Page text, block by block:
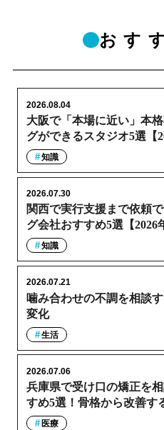
おす
大阪で「本場に近い」本
グができるスタジオ5選【
2026.08.04
知識
関西で実行支援まで依頼
グ会社おすすめ5選【2026
2026.07.30
知識
噛み合わせの不調を相談
変化
2026.07.21
生活
兵庫県で受け口の矯正を
すめ5選！骨格から改善す
2026.07.06
医療